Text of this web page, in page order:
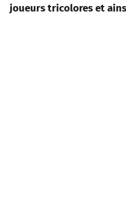
joueurs tricolores et